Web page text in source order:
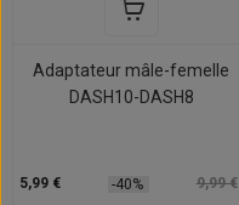
Adaptateur mâle-femelle
DASH10-DASH8
5,99 € -40% 9,99 €